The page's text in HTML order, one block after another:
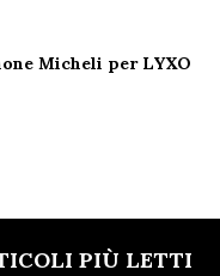
Micheli per LYXO
PIÙ LETTI